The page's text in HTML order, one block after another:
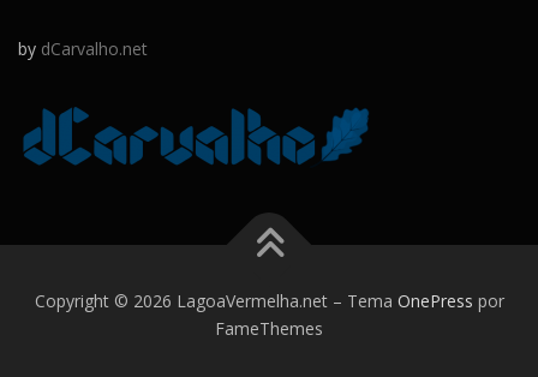
by dCarvalho.net
Copyright © 2026 LagoaVermelha.net – Tema OnePress por
FameThemes